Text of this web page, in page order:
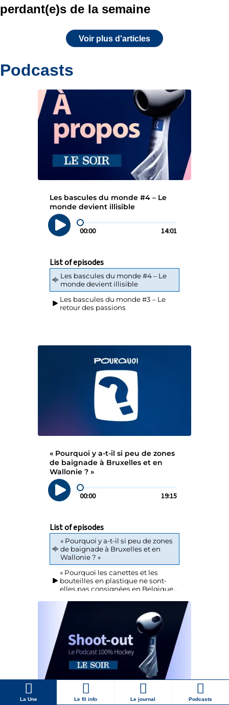
La Une Le fil info Le journal Podcasts
perdant(e)s de la semaine
Voir plus d'articles
Podcasts